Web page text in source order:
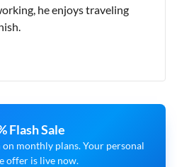
he enjoys traveling
Flash Sale
monthly plans. Your personal
offer is live now.